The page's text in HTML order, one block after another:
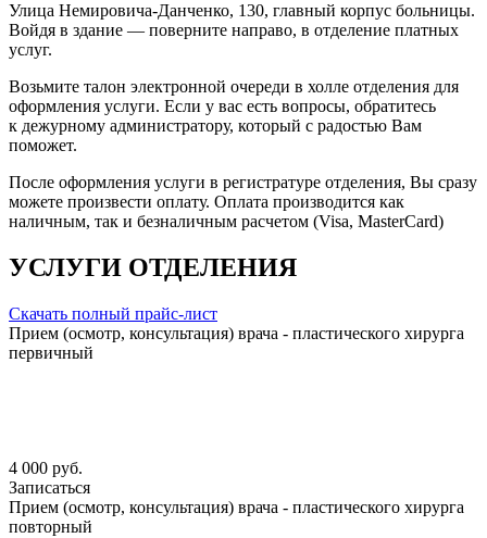
Улица Немировича-Данченко, 130, главный корпус больницы.
Войдя в здание — поверните направо, в отделение платных
услуг.
Возьмите талон электронной очереди в холле отделения для
оформления услуги. Если у вас есть вопросы, обратитесь
к дежурному администратору, который с радостью Вам
поможет.
После оформления услуги в регистратуре отделения, Вы сразу
можете произвести оплату. Оплата производится как
наличным, так и безналичным расчетом (Visa, MasterCard)
УСЛУГИ ОТДЕЛЕНИЯ
Скачать полный прайс-лист
Прием (осмотр, консультация) врача - пластического хирурга
первичный
4 000 руб.
Записаться
Прием (осмотр, консультация) врача - пластического хирурга
повторный